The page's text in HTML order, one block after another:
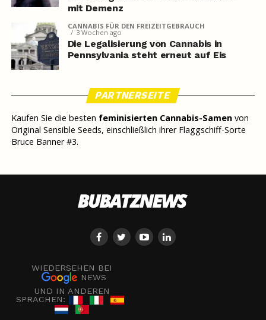
mit Demenz
CANNABIS FÜR DEN FREIZEITGEBRAUCH
3 Wochen ago
Die Legalisierung von Cannabis in
Pennsylvania steht erneut auf Eis
PARTNERSEITE
Kaufen Sie die besten feminisierten Cannabis-Samenvon
Original Sensible Seeds, einschließlich ihrer Flaggschiff-Sorte
Bruce Banner #3.
WIEDERSEHEN BEI
NEWS
UND IN ANDEREN
SPRACHEN: